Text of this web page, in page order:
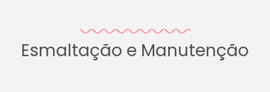
Esmaltação e Manutenção